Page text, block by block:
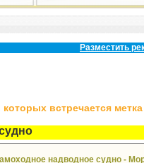
Разместить
встречается метка
надводное судно -